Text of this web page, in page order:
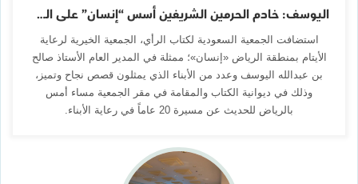
اليوسف: خادم الحرمين الشريفين أسس “إنسان” على الشفافية وحفظ كرامة المستفيد
استضافت الجمعية السعودية لكتاب الرأي، الجمعية الخيرية لرعاية
الأيتام بمنطقة الرياض «إنسان»؛ ممثلة في المدير العام الأستاذ صالح
بن عبدالله اليوسف وعدد من الأبناء الذي يمثلون قصص نجاح وتميز،
وذلك في ديوانية الكتاب والمقامة في مقر الجمعية مساء أمس
بالرياض للحديث عن مسيرة 20 عاماً في رعاية الأبناء.